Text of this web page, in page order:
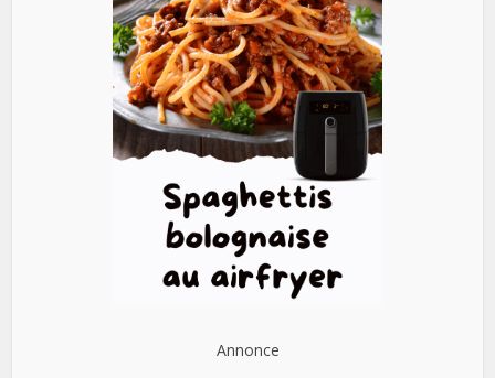
Annonce